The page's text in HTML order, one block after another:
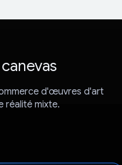
d'œuvres d'art
réalité mixte.